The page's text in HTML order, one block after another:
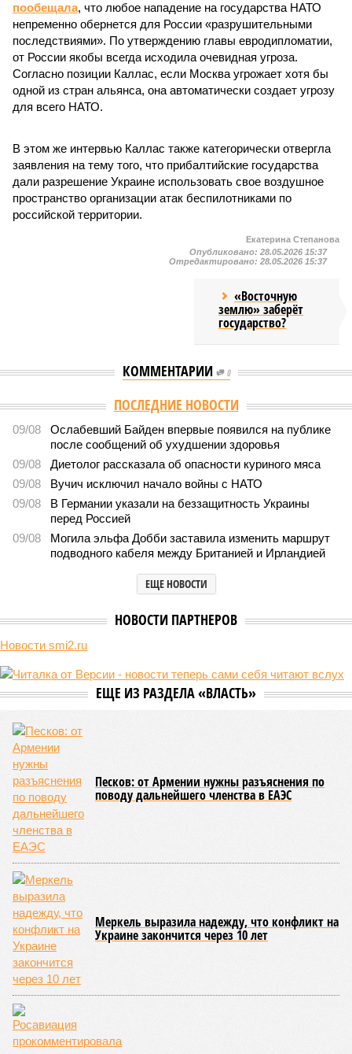
пообещала, что любое нападение на государства НАТО
непременно обернется для России «разрушительными
последствиями». По утверждению главы евродипломатии,
от России якобы всегда исходила очевидная угроза.
Согласно позиции Каллас, если Москва угрожает хотя бы
одной из стран альянса, она автоматически создает угрозу
для всего НАТО.
В этом же интервью Каллас также категорически отвергла
заявления на тему того, что прибалтийские государства
дали разрешение Украине использовать свое воздушное
пространство организации атак беспилотниками по
российской территории.
Екатерина Степанова
Опубликовано: 28.05.2026 15:37
Отредактировано: 28.05.2026 15:37
«Восточную
землю» заберёт
государство?
КОММЕНТАРИИ 0
ПОСЛЕДНИЕ НОВОСТИ
09/08
Ослабевший Байден впервые появился на публике
после сообщений об ухудшении здоровья
09/08
Диетолог рассказала об опасности куриного мяса
09/08
Вучич исключил начало войны с НАТО
09/08
В Германии указали на беззащитность Украины
перед Россией
09/08
Могила эльфа Добби заставила изменить маршрут
подводного кабеля между Британией и Ирландией
ЕЩЕ НОВОСТИ
НОВОСТИ ПАРТНЕРОВ
Новости smi2.ru
ЕЩЕ ИЗ РАЗДЕЛА «ВЛАСТЬ»
Песков: от Армении нужны разъяснения по
поводу дальнейшего членства в ЕАЭС
Меркель выразила надежду, что конфликт на
Украине закончится через 10 лет